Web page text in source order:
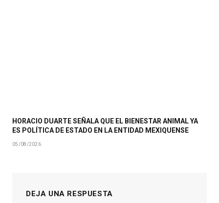
HORACIO DUARTE SEÑALA QUE EL BIENESTAR ANIMAL YA
ES POLÍTICA DE ESTADO EN LA ENTIDAD MEXIQUENSE
05/08/2026
DEJA UNA RESPUESTA